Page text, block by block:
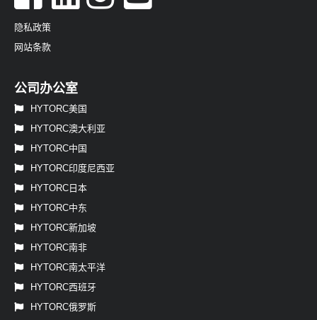
隐私政策
网站条款
公司办公室
HYTORC美国
HYTORC澳大利亚
HYTORC中国
HYTORC印度尼西亚
HYTORC日本
HYTORC中东
HYTORC新加坡
HYTORC南非
HYTORC南太平洋
HYTORC西班牙
HYTORC俄罗斯